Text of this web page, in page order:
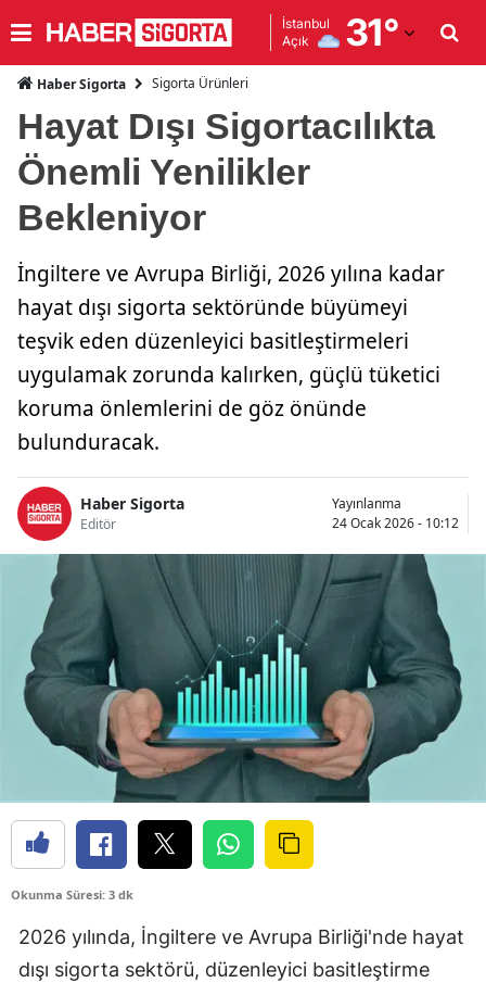
İstanbul
Açık
31°
Adana
Adıyaman
Ankara
Antalya
Artvin
Aydın
Bilecik
Bingöl
Bitlis
Bolu
Burdur
Bursa
Çanakkale
Çankırı
Çorum
Diyarbakır
Haber Sigorta Sigorta Ürünleri
Hayat Dışı Sigortacılıkta
Önemli Yenilikler
Bekleniyor
İngiltere ve Avrupa Birliği, 2026 yılına kadar
hayat dışı sigorta sektöründe büyümeyi
teşvik eden düzenleyici basitleştirmeleri
uygulamak zorunda kalırken, güçlü tüketici
koruma önlemlerini de göz önünde
bulunduracak.
Haber Sigorta
Editör
Yayınlanma
24 Ocak 2026 - 10:12
Okunma Süresi: 3 dk
2026 yılında, İngiltere ve Avrupa Birliği'nde hayat
dışı sigorta sektörü, düzenleyici basitleştirme